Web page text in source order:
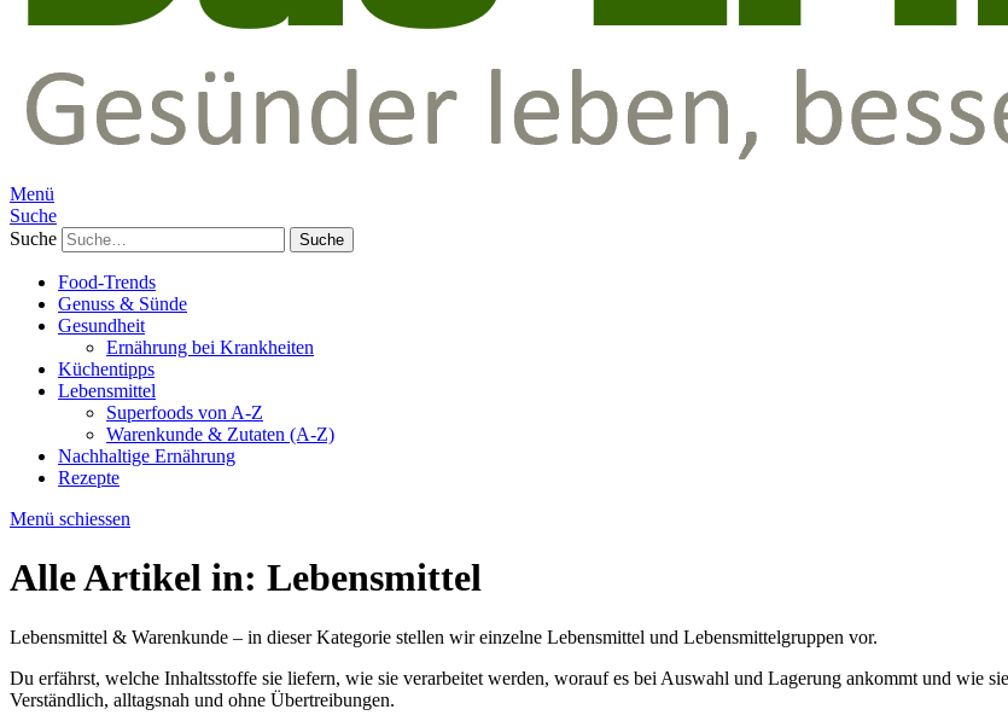
Menü
Suche
Suche
Food-Trends
Genuss & Sünde
Gesundheit
Ernährung bei Krankheiten
Küchentipps
Lebensmittel
Superfoods von A-Z
Warenkunde & Zutaten (A-Z)
Nachhaltige Ernährung
Rezepte
Menü schiessen
Alle Artikel in: Lebensmittel
Lebensmittel & Warenkunde – in dieser Kategorie stellen wir einzelne Lebensmittel und Lebensmittelgruppen vor.
Du erfährst, welche Inhaltsstoffe sie liefern, wie sie verarbeitet werden, worauf es bei Auswahl und Lagerung ankommt und wie
Verständlich, alltagsnah und ohne Übertreibungen.